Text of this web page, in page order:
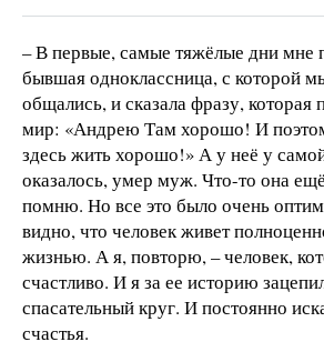
– В первые, самые тяжёлые дни мне
бывшая одноклассница, с которой
общались, и сказала фразу, которая
мир: «Андрею Там хорошо! И
здесь жить хорошо!» А у неё у
оказалось, умер муж. Что-то она
помню. Но все это было очень
видно, что человек живет
жизнью. А я, повторю, – человек,
счастливо. И я за ее историю
спасательный круг. И постоянно
счастья.